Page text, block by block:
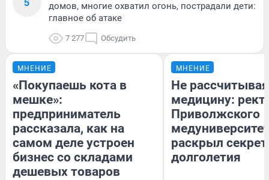
домов, многие охватил огонь, пострадали дети:
главное об атаке
7 277 Обсудить
МНЕНИЕ
«Покупаешь кота в
мешке»:
предприниматель
рассказала, как на
самом деле устроен
бизнес со складами
дешевых товаров
МНЕНИЕ
Не
медицину:
Приволжского
раскрыл
долголетия